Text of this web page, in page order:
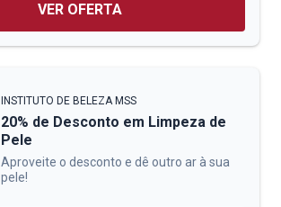
VER OFERTA
INSTITUTO DE BELEZA MSS
20% de Desconto em Limpeza de
Pele
Aproveite o desconto e dê outro ar à sua
pele!